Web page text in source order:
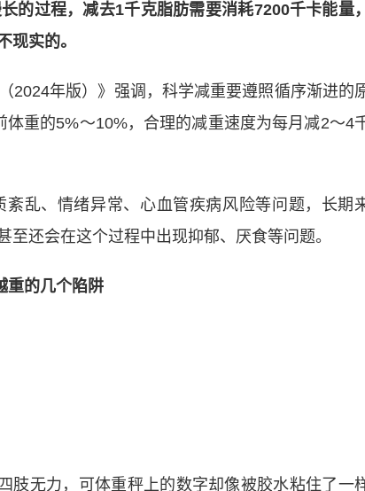
的过程，减去1千克脂肪需要消耗7200千卡能量，
现实的。
2024年版）》强调，科学减重要遵照循序渐进的
重的5%～10%，合理的减重速度为每月减2～4
乱、情绪异常、心血管疾病风险等问题，长期
还会在这个过程中出现抑郁、厌食等问题。
重的几个陷阱
肢无力，可体重秤上的数字却像被胶水粘住了一